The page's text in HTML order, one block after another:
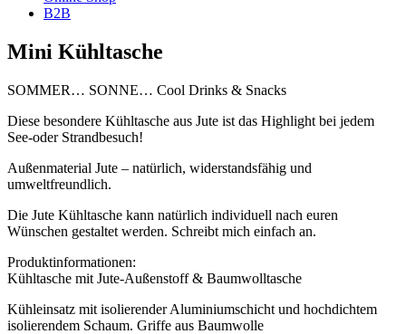
B2B
Mini Kühltasche
SOMMER… SONNE… Cool Drinks & Snacks
Diese besondere Kühltasche aus Jute ist das Highlight bei jedem
See-oder Strandbesuch!
Außenmaterial Jute – natürlich, widerstandsfähig und
umweltfreundlich.
Die Jute Kühltasche kann natürlich individuell nach euren
Wünschen gestaltet werden. Schreibt mich einfach an.
Produktinformationen:
Kühltasche mit Jute-Außenstoff & Baumwolltasche
Kühleinsatz mit isolierender Aluminiumschicht und hochdichtem
isolierendem Schaum. Griffe aus Baumwolle